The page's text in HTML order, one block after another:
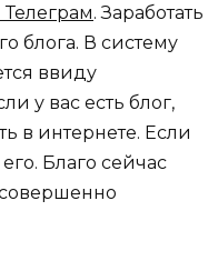
. Заработать
блога. В систему
ввиду
у вас есть блог,
в интернете. Если
Благо сейчас